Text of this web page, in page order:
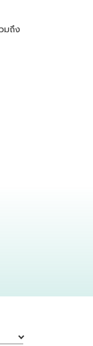
มถึง